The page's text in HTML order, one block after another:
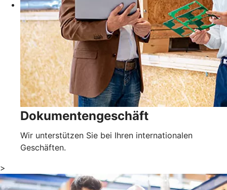
Dokumentengeschäft
Wir unterstützen Sie bei Ihren internationalen
Geschäften.
>